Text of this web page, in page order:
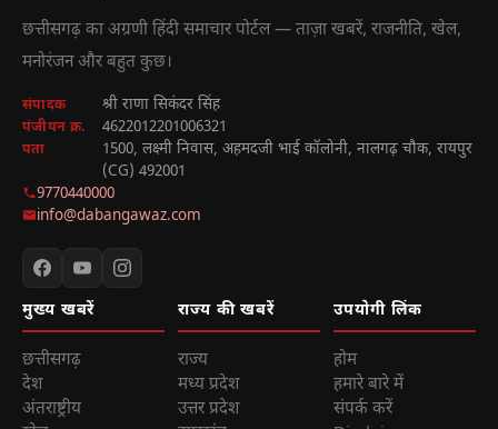
छत्तीसगढ़ का अग्रणी हिंदी समाचार पोर्टल — ताज़ा खबरें, राजनीति, खेल,
मनोरंजन और बहुत कुछ।
संपादक श्री राणा सिकंदर सिंह
पंजीयन क्र. 4622012201006321
पता
1500, लक्ष्मी निवास, अहमदजी भाई कॉलोनी, नालगढ़ चौक, रायपुर
(CG) 492001
9770440000
info@dabangawaz.com
मुख्य खबरें
छत्तीसगढ़
देश
अंतराष्ट्रीय
राज्य की खबरें
राज्य
मध्य प्रदेश
उत्तर प्रदेश
उपयोगी लिंक
होम
हमारे बारे में
संपर्क करें